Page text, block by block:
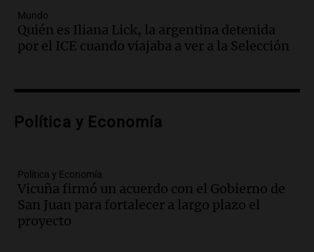
Audio.
Mundial de Natación de Invierno con
récords y atletas de 20 países
Audio.Conductor imputado por
jóvenes muertos y un herido grave
Audio.Historiador de la UBA celebró la
marcha atrás en la Ley de Tierras:
“Frenamos un saqueo de recursos”
Amamos Argentina
Mundo
Quién es Iliana Lick, la argentina detenida
por el ICE cuando viajaba a ver a la Selección
Política y Economía
Política y Economía
Vicuña firmó un acuerdo con el Gobierno de
San Juan para fortalecer a largo plazo el
proyecto